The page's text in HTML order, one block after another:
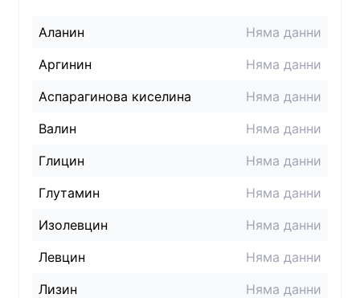
Аланин
Няма данни
Аргинин
Няма данни
Аспарагинова киселина
Няма данни
Валин
Няма данни
Глицин
Няма данни
Глутамин
Няма данни
Изолевцин
Няма данни
Левцин
Няма данни
Лизин
Няма данни